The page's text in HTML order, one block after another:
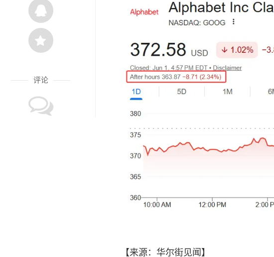
评论
【来源：华尔街见闻】